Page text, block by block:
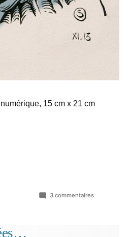
15 cm x 21 cm
3 commentairessur